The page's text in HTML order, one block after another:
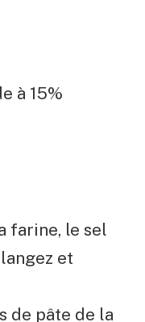
à 15%
farine, le sel
et
de pâte de la